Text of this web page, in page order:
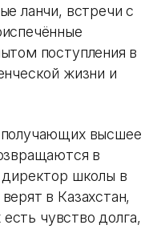
ланчи, встречи с
поступления в
жизни и
высшее
в
школы в
в Казахстан,
чувство долга,